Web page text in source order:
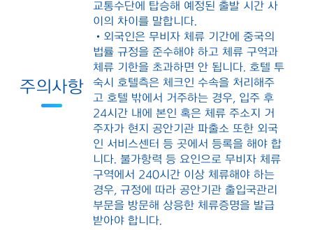
주의사항
교통수단에 탑승해 예정된 출발 시간 사
이의 차이를 말합니다.
・외국인은 무비자 체류 기간에 중국의
법률 규정을 준수해야 하고 체류 구역과
체류 기한을 초과하면 안 됩니다. 호텔 투
숙시 호텔측은 체크인 수속을 처리해주
고 호텔 밖에서 거주하는 경우, 입주 후
24시간 내에 본인 혹은 체류 주소지 거
주자가 현지 공안기관 파출소 또한 외국
인 서비스센터 등 곳에서 등록을 해야 합
니다. 불가항력 등 요인으로 무비자 체류
구역에서 240시간 이상 체류해야 하는
경우, 규정에 따라 공안기관 출입국관리
부문을 방문해 상응한 체류증명을 발급
받아야 합니다.